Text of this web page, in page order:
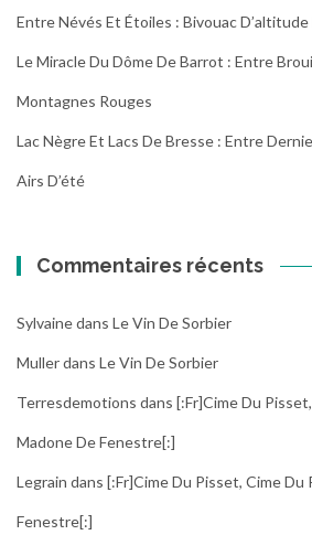
Entre Névés Et Étoiles : Bivouac
Le Miracle Du Dôme De Barrot : Entre
Montagnes Rouges
Lac Nègre Et Lacs De Bresse : Entre
Airs D’été
Commentaires récents
Sylvainedans Le Vin De Sorbier
Mullerdans Le Vin De Sorbier
Terresdemotions dans [:fr]Cime Du Pisset,
Madone De Fenestre[:]
Legrain dans [:fr]Cime Du Pisset, Cime Du
Fenestre[:]